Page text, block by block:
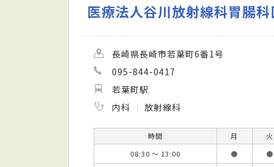
医療法人谷川放射線科胃腸
長崎県長崎市若葉町6番1号
095-844-0417
若葉町駅
内科
放射線科
時間 月
火
08:30 ～ 13:00
●
●